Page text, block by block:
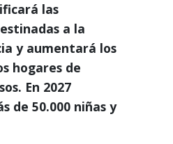
las
a la
y aumentará los
hogares de
En 2027
de 50.000 niñas y